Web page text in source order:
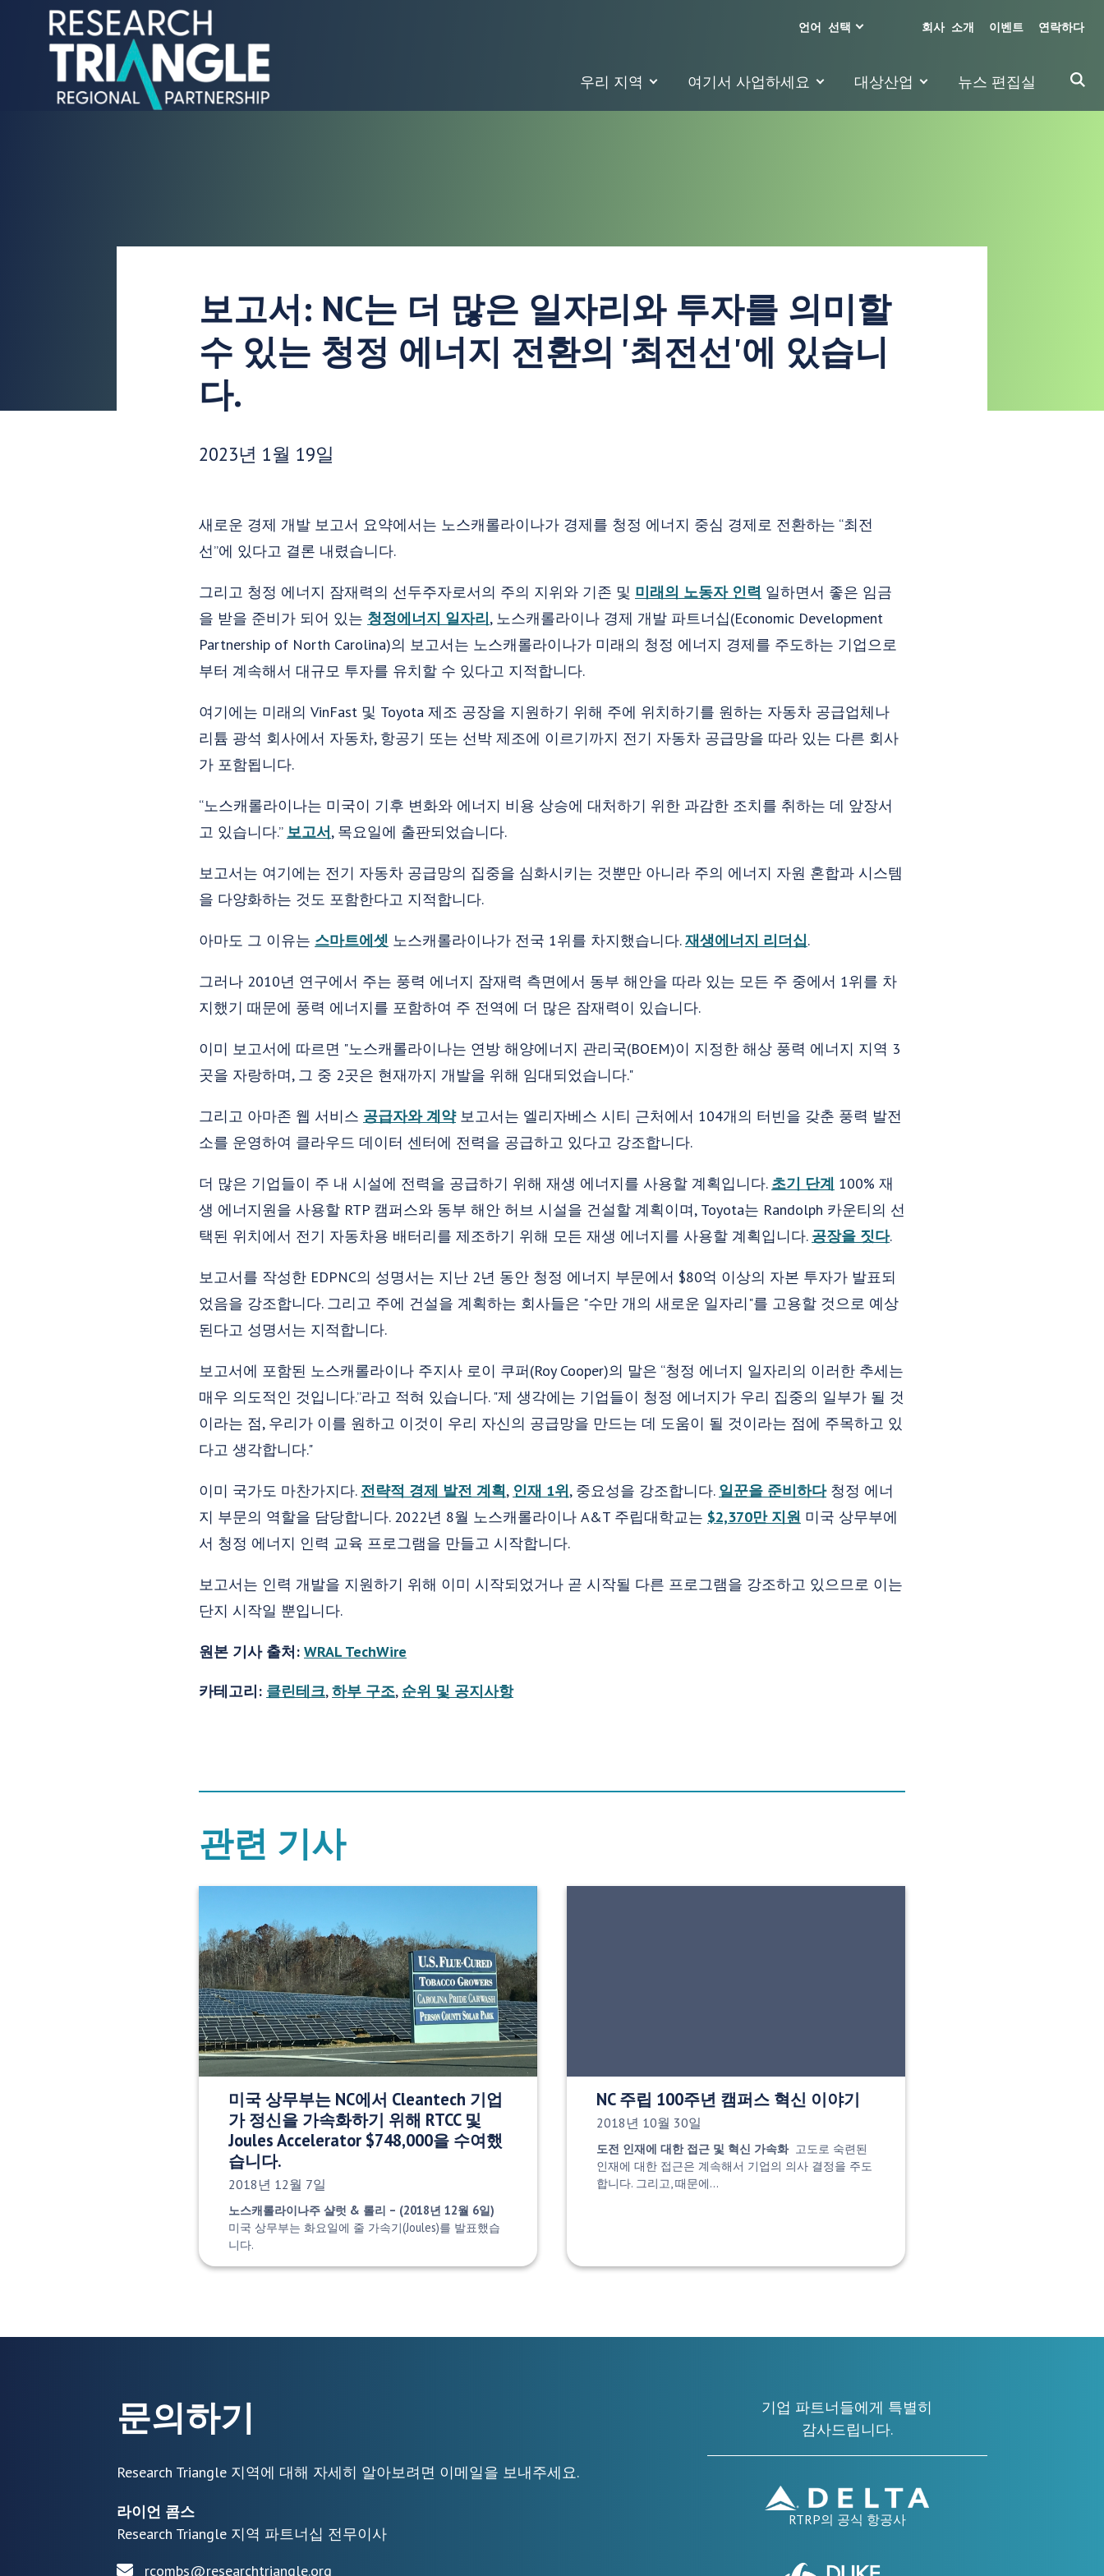
콘텐츠로 건너뛰기
우리 지역 여기서 사업하세요 대상산업 뉴스 편집실
회사 소개 이벤트 연락하다
언어 선택
보고서: NC는 더 많은 일자리와 투자를 의미할
수 있는 청정 에너지 전환의 '최전선'에 있습니
다.
게시 날짜:
2023년 1월 19일
새로운 경제 개발 보고서 요약에서는 노스캐롤라이나가 경제를 청정 에너지 중심 경제로 전환하는 “최전
선”에 있다고 결론 내렸습니다.
그리고 청정 에너지 잠재력의 선두주자로서의 주의 지위와 기존 및 미래의 노동자 인력 일하면서 좋은 임금
을 받을 준비가 되어 있는 청정에너지 일자리, 노스캐롤라이나 경제 개발 파트너십(Economic Development
Partnership of North Carolina)의 보고서는 노스캐롤라이나가 미래의 청정 에너지 경제를 주도하는 기업으로
부터 계속해서 대규모 투자를 유치할 수 있다고 지적합니다.
여기에는 미래의 VinFast 및 Toyota 제조 공장을 지원하기 위해 주에 위치하기를 원하는 자동차 공급업체나
리튬 광석 회사에서 자동차, 항공기 또는 선박 제조에 이르기까지 전기 자동차 공급망을 따라 있는 다른 회사
가 포함됩니다.
“노스캐롤라이나는 미국이 기후 변화와 에너지 비용 상승에 대처하기 위한 과감한 조치를 취하는 데 앞장서
고 있습니다.” 보고서, 목요일에 출판되었습니다.
보고서는 여기에는 전기 자동차 공급망의 집중을 심화시키는 것뿐만 아니라 주의 에너지 자원 혼합과 시스템
을 다양화하는 것도 포함한다고 지적합니다.
아마도 그 이유는 스마트에셋 노스캐롤라이나가 전국 1위를 차지했습니다.재생에너지 리더십.
그러나 2010년 연구에서 주는 풍력 에너지 잠재력 측면에서 동부 해안을 따라 있는 모든 주 중에서 1위를 차
지했기 때문에 풍력 에너지를 포함하여 주 전역에 더 많은 잠재력이 있습니다.
이미 보고서에 따르면 "노스캐롤라이나는 연방 해양에너지 관리국(BOEM)이 지정한 해상 풍력 에너지 지역 3
곳을 자랑하며, 그 중 2곳은 현재까지 개발을 위해 임대되었습니다."
그리고 아마존 웹 서비스 공급자와 계약보고서는 엘리자베스 시티 근처에서 104개의 터빈을 갖춘 풍력 발전
소를 운영하여 클라우드 데이터 센터에 전력을 공급하고 있다고 강조합니다.
더 많은 기업들이 주 내 시설에 전력을 공급하기 위해 재생 에너지를 사용할 계획입니다. 초기 단계 100% 재
생 에너지원을 사용할 RTP 캠퍼스와 동부 해안 허브 시설을 건설할 계획이며, Toyota는 Randolph 카운티의 선
택된 위치에서 전기 자동차용 배터리를 제조하기 위해 모든 재생 에너지를 사용할 계획입니다. 공장을 짓다.
보고서를 작성한 EDPNC의 성명서는 지난 2년 동안 청정 에너지 부문에서 $80억 이상의 자본 투자가 발표되
었음을 강조합니다. 그리고 주에 건설을 계획하는 회사들은 "수만 개의 새로운 일자리"를 고용할 것으로 예상
된다고 성명서는 지적합니다.
보고서에 포함된 노스캐롤라이나 주지사 로이 쿠퍼(Roy Cooper)의 말은 “청정 에너지 일자리의 이러한 추세는
매우 의도적인 것입니다.”라고 적혀 있습니다. "제 생각에는 기업들이 청정 에너지가 우리 집중의 일부가 될 것
이라는 점, 우리가 이를 원하고 이것이 우리 자신의 공급망을 만드는 데 도움이 될 것이라는 점에 주목하고 있
다고 생각합니다."
이미 국가도 마찬가지다. 전략적 경제 발전 계획, 인재 1위, 중요성을 강조합니다. 일꾼을 준비하다청정 에너
지 부문의 역할을 담당합니다. 2022년 8월 노스캐롤라이나 A&T 주립대학교는 $2,370만 지원 미국 상무부에
서 청정 에너지 인력 교육 프로그램을 만들고 시작합니다.
보고서는 인력 개발을 지원하기 위해 이미 시작되었거나 곧 시작될 다른 프로그램을 강조하고 있으므로 이는
단지 시작일 뿐입니다.
원본 기사 출처: WRAL TechWire
카테고리: 클린테크,하부 구조, 순위 및 공지사항
관련 기사
미국 상무부는 NC에서 Cleantech 기업
가 정신을 가속화하기 위해 RTCC 및
Joules Accelerator $748,000을 수여했
습니다.
게시 날짜:
2018년 12월 7일
노스캐롤라이나주 샬럿 & 롤리 – (2018년 12월 6일)
미국 상무부는 화요일에 줄 가속기(Joules)를 발표했습
니다.
NC 주립 100주년 캠퍼스 혁신 이야기
게시 날짜:
2018년 10월 30일
도전 인재에 대한 접근 및 혁신 가속화 고도로 숙련된
인재에 대한 접근은 계속해서 기업의 의사 결정을 주도
합니다. 그리고, 때문에…
문의하기
Research Triangle 지역에 대해 자세히 알아보려면 이메일을 보내주세요.
라이언 콤스
Research Triangle 지역 파트너십 전무이사
rcombs@researchtriangle.org
기업 파트너들에게 특별히
감사드립니다.
RTRP의 공식 항공사